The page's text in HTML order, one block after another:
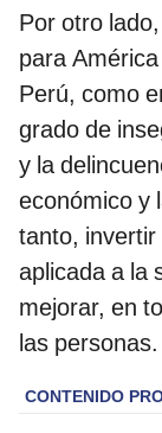
Por otro
para
Perú, como
grado de
y la
económico y
tanto,
aplicada a la
mejorar, en
las personas.